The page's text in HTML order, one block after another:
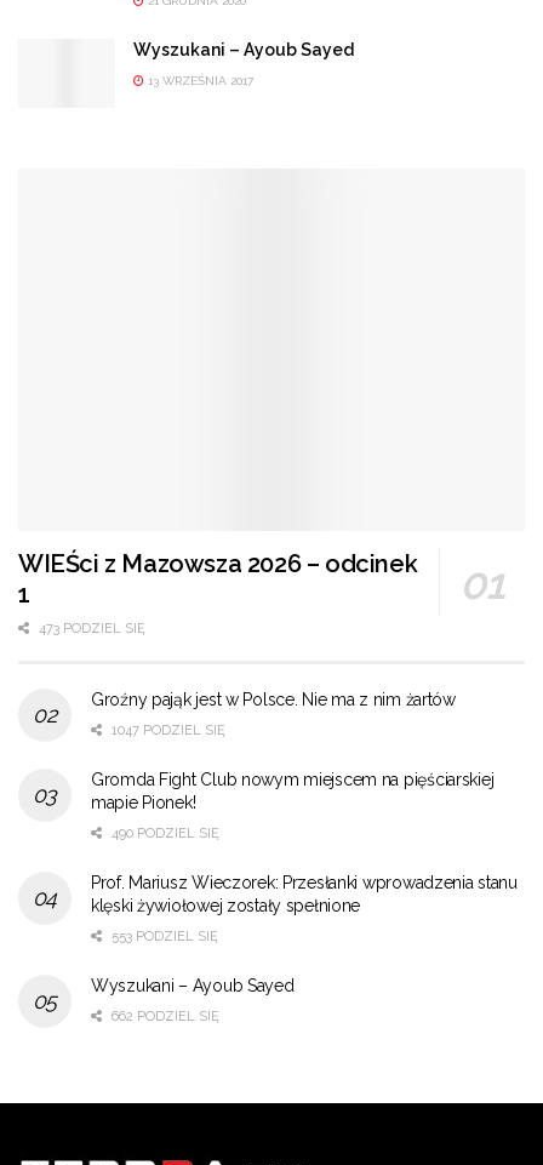
Wyszukani – Ayoub Sayed
13 WRZEŚNIA 2017
WIEŚci z Mazowsza 2026 – odcinek
1
473 PODZIEL SIĘ
Groźny pająk jest w Polsce. Nie ma z nim żartów
1047 PODZIEL SIĘ
Gromda Fight Club nowym miejscem na pięściarskiej
mapie Pionek!
490 PODZIEL SIĘ
Prof. Mariusz Wieczorek: Przesłanki wprowadzenia stanu
klęski żywiołowej zostały spełnione
553 PODZIEL SIĘ
Wyszukani – Ayoub Sayed
662 PODZIEL SIĘ